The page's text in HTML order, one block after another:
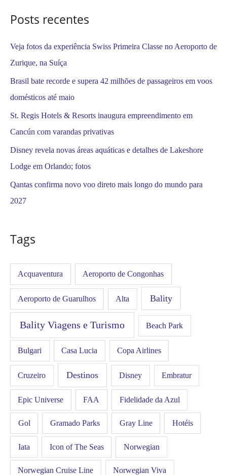
rPosts recentes
Veja fotos da experiência Swiss Primeira Classe no Aeroporto de
Zurique, na Suíça
Brasil bate recorde e supera 42 milhões de passageiros em voos
domésticos até maio
St. Regis Hotels & Resorts inaugura empreendimento em
Cancún com varandas privativas
Disney revela novas áreas aquáticas e detalhes de Lakeshore
Lodge em Orlando; fotos
Qantas confirma novo voo direto mais longo do mundo para
2027
Tags
Acquaventura Aeroporto de Congonhas
Aeroporto de Guarulhos Alta Bality
Bality Viagens e Turismo Beach Park
Bulgari Casa Lucia Copa Airlines
Cruzeiro Destinos Disney Embratur
Epic Universe FAA Fidelidade da Azul
Gol Gramado Parks Gray Line Hotéis
Iata Icon of The Seas Norwegian
Norwegian Cruise Line Norwegian Viva